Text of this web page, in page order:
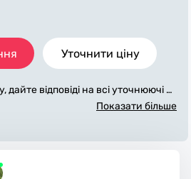
Уточнити ціну
дайте відповіді на всі уточнюючі за
підлоги». Ми зв'яжемося з вами
та прибирають робоче місце.
Показати більше